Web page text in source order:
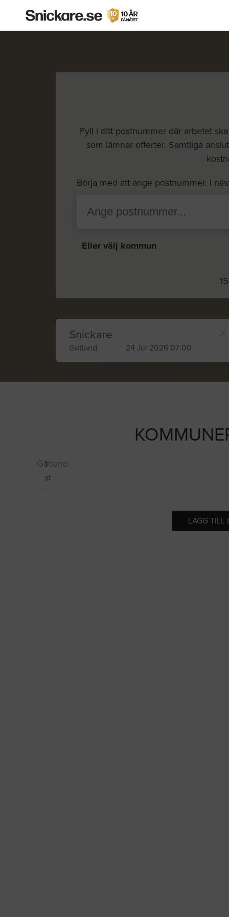
Fyll i ditt postnummer där arbetet
som lämnar offerter. Samtliga
Börja med att ange postnummer. I
Eller välj kommun
Snickare
Gotland 24 Jul 2026 07:00
Gotland
1
st
LÄGG TILL